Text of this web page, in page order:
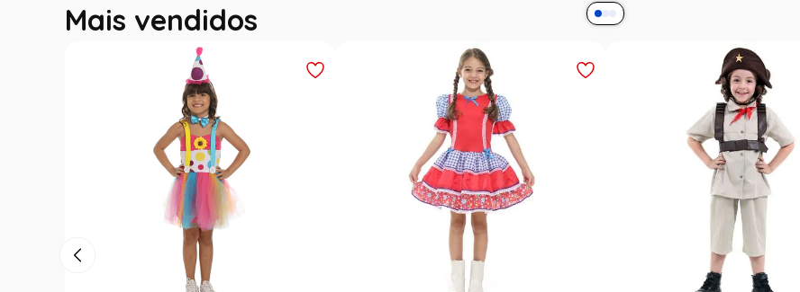
Mais vendidos